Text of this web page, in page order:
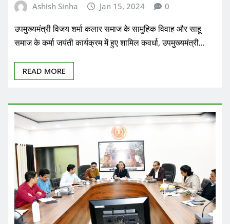
Ashish Sinha Jan 15, 2024 0
उपमुख्यमंत्री विजय शर्मा कलार समाज के सामुहिक विवाह और साहू
समाज के कर्मा जयंती कार्यक्रम में हुए शामिल कवर्धा, उपमुख्यमंत्री…
READ MORE